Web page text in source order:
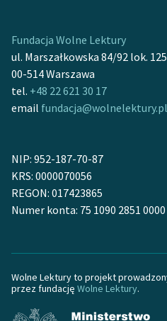
Ręce pełne poezji
Kolekcje edukacyjne
twórców przechodzących
do domeny publicznej,
Odkurzamy bohaterów
Szkoła Poezji Wolnych
Lektur
Kontakt
Fundacja Wolne Lektury
ul. Marszałkowska 84/92 lok. 125
00-514 Warszawa
tel. +48 22 621 30 17
email fundacja@wolnelektury.pl
NIP: 952-187-70-87
KRS: 0000070056
REGON: 017423865
Numer konta: 75 1090 2851
Wolne Lektury to projekt
przez fundację Wolne Lektury.